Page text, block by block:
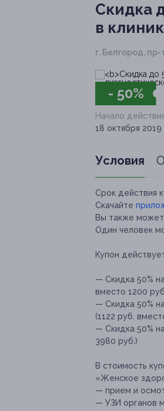
Скидка
в
г. Белгород,
- 50%
Начало
18 октября 2019
Условия
Срок действия
Скачайте
Вы также
Один человек
Купон
— Скидка 50%
вместо 1200
— Скидка 50%
(1122 руб.
— Скидка 50%
3980 руб.)
В стоимость
«Женское
— прием и
— УЗИ органов